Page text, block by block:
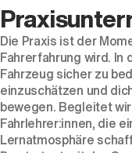
Die Praxis ist der
Fahrerfahrung wird. In
Fahrzeug sicher zu
einzuschätzen und
bewegen. Begleitet
Fahrlehrer:innen, die
Lernatmosphäre